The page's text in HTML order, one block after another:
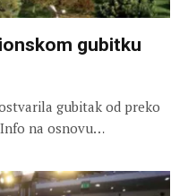
gubitku
gubitak od preko
na osnovu…